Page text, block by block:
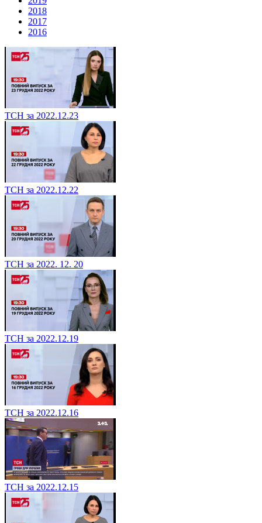
2018
2017
2016
ТСН за 2022.12.23
ТСН за 2022.12.22
ТСН за 2022. 12. 20
ТСН за 2022.12.19
ТСН за 2022.12.16
ТСН за 2022.12.15